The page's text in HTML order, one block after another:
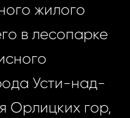
жилого
в лесопарке
Усти-над-
Орлицких гор,